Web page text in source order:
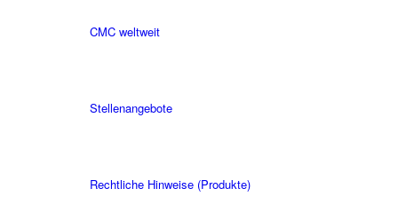
CMC weltweit
Stellenangebote
Rechtliche Hinweise (Produkte)